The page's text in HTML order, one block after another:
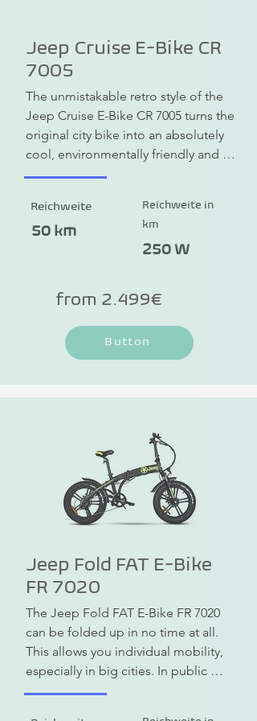
Jeep Cruise E-Bike CR
7005
The unmistakable retro style of the
Jeep Cruise E-Bike CR 7005 turns the
original city bike into an absolutely
cool, environmentally friendly and
comfortable vehicle. A powerful
make the Jeep Cruise E-Bike CR
7005 your partner even on longer
tours or off-road. The 26 inch x 4.0
appropriate riding comfort. The e-
bikes are shipped 90% pre-
assembled so you can get started
quickly.
Reichweite
50 km
Reichweite in
km
250 W
from 2.499€
Button
Jeep Fold FAT E-Bike
FR 7020
The Jeep Fold FAT E-Bike FR 7020
can be folded up in no time at all.
This allows you individual mobility,
especially in big cities. In public
transport it is often considered